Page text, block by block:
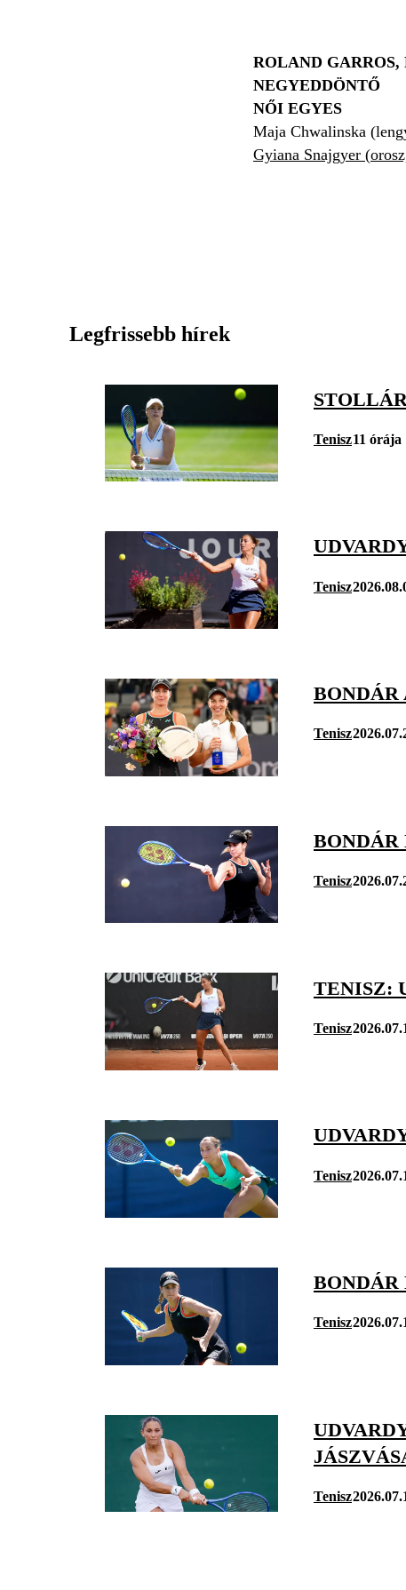
ROLAND GARROS,
NEGYEDDÖNTŐ
NŐI EGYES
Maja Chwalinska
Gyiana Snajgyer
Legfrissebb hírek
Tenisz11 órája
Tenisz
Tenisz
BONDÁR
Tenisz
TENISZ:
Tenisz
Tenisz
BONDÁR
Tenisz
Tenisz